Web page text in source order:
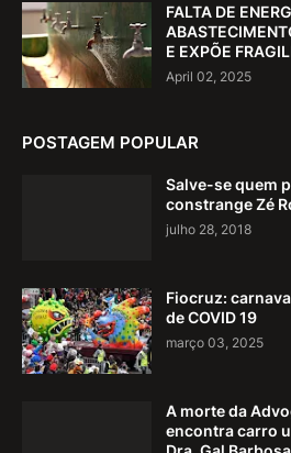
FALTA DE
E EXPÕE
April 02, 2025
POSTAGEM POPULAR
Salve-se quem
constrange Zé
julho 28, 2018
Fiocruz:
de COVID 19
março 03, 2025
A morte da
encontra carro